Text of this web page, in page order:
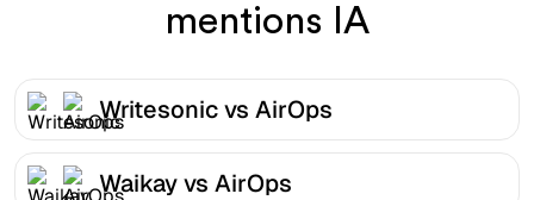
mentions IA
Writesonic vs AirOps
Waikay vs AirOps